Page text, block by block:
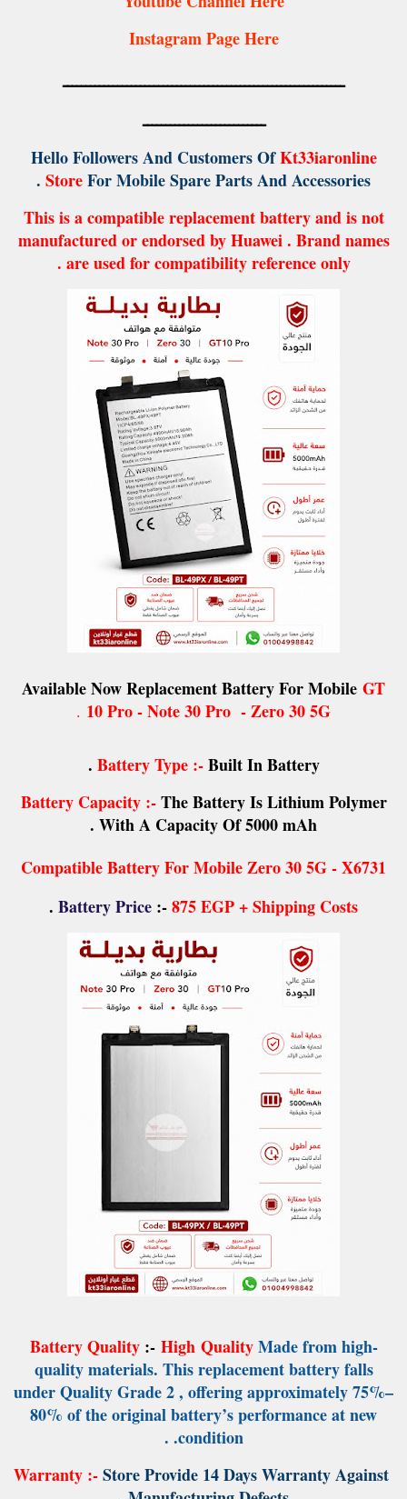
Instagram Page Here
ــــــــــــــــــــــــــــــــــــــــــــــــــــــــــــــ
ـــــــــــــــــــــــــــ
Hello Followers And Customers OfKt33iaronline
StoreFor Mobile Spare Parts And Accessories .
This is a compatible replacement battery and is not
manufactured or endorsed by Huawei . Brand names
are used for compatibility reference only .
Available Now Replacement Battery For Mobile GT
10 Pro - Note 30 Pro - Zero 30 5G
.
Battery Type :-Built In Battery .
Battery Capacity :-The Battery Is Lithium Polymer
With A Capacity Of 5000 mAh .
Compatible Battery For Mobile Zero 30 5G - X6731
Battery Price :-875 EGP + Shipping Costs
.
Battery Quality:- High QualityMade from high-
quality materials. This replacement battery falls
under Quality Grade 2 , offering approximately 75%–
80% of the original battery’s performance at new
condition.
.
Warranty :-Store Provide 14 Days Warranty Against